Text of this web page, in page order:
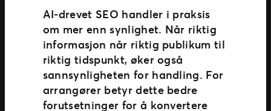
AI‑drevet SEO handler i praksis
om mer enn synlighet. Når riktig
informasjon når riktig publikum til
riktig tidspunkt, øker også
sannsynligheten for handling. For
arrangører betyr dette bedre
forutsetninger for å konvertere